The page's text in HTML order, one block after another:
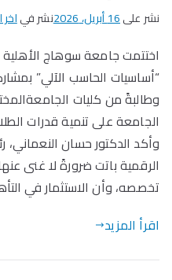
نشر على16 أبريل، 2026 نشر فياخر
اختتمت جامعة سوهاج الأهلية
وطالبةً من كليات
الجامعة على تنمية قدرات
وأكد الدكتور حسان النعماني،
الرقمية باتت ضرورةً لا غنى
تخصصه، وأن الاستثمار في
اقرأ المزيد